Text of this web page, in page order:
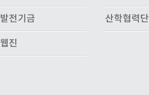
발전기금 산학협력단
웹진